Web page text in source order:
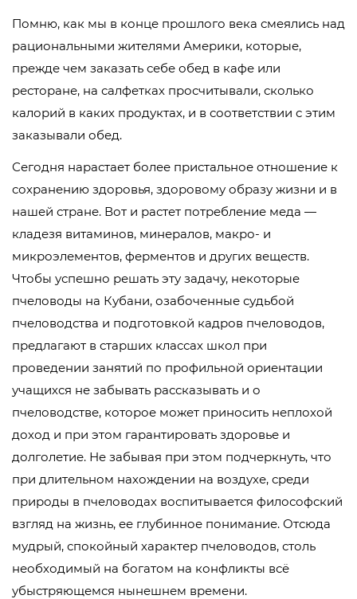
Помню, как мы в конце прошлого века смеялись над
рациональными жителями Америки, которые,
прежде чем заказать себе обед в кафе или
ресторане, на салфетках просчитывали, сколько
калорий в каких продуктах, и в соответствии с этим
заказывали обед.
Сегодня нарастает более пристальное отношение к
сохранению здоровья, здоровому образу жизни и в
нашей стране. Вот и растет потребление меда —
кладезя витаминов, минералов, макро- и
микроэлементов, ферментов и других веществ.
Чтобы успешно решать эту задачу, некоторые
пчеловоды на Кубани, озабоченные судьбой
пчеловодства и подготовкой кадров пчеловодов,
предлагают в старших классах школ при
проведении занятий по профильной ориентации
учащихся не забывать рассказывать и о
пчеловодстве, которое может приносить неплохой
доход и при этом гарантировать здоровье и
долголетие. Не забывая при этом подчеркнуть, что
при длительном нахождении на воздухе, среди
природы в пчеловодах воспитывается философский
взгляд на жизнь, ее глубинное понимание. Отсюда
мудрый, спокойный характер пчеловодов, столь
необходимый на богатом на конфликты всё
убыстряющемся нынешнем времени.